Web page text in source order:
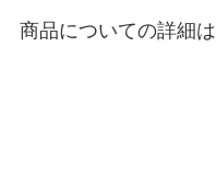
商品についての詳細は